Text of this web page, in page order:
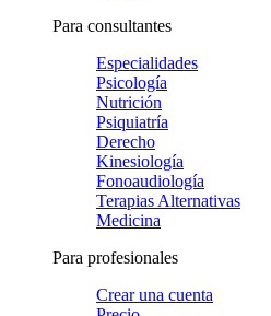
Para consultantes
Especialidades
Psicología
Nutrición
Psiquiatría
Derecho
Kinesiología
Fonoaudiología
Terapias Alternativas
Medicina
Para profesionales
Crear una cuenta